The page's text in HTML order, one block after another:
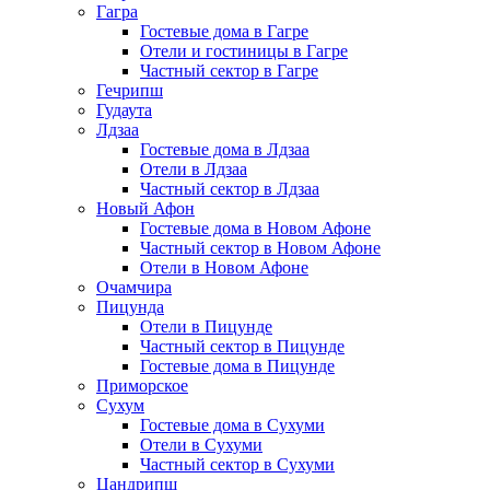
Гагра
Гостевые дома в Гагре
Отели и гостиницы в Гагре
Частный сектор в Гагре
Гечрипш
Гудаута
Лдзаа
Гостевые дома в Лдзаа
Отели в Лдзаа
Частный сектор в Лдзаа
Новый Афон
Гостевые дома в Новом Афоне
Частный сектор в Новом Афоне
Отели в Новом Афоне
Очамчира
Пицунда
Отели в Пицунде
Частный сектор в Пицунде
Гостевые дома в Пицунде
Приморское
Сухум
Гостевые дома в Сухуми
Отели в Сухуми
Частный сектор в Сухуми
Цандрипш